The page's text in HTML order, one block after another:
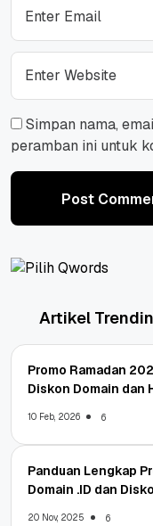
Simpan nama,
peramban ini untuk
Post
Artikel
Promo Ramadan
Diskon Domain dan
10 Feb, 2026 6
Panduan Lengkap
Domain .ID dan
20 Nov, 2025 6